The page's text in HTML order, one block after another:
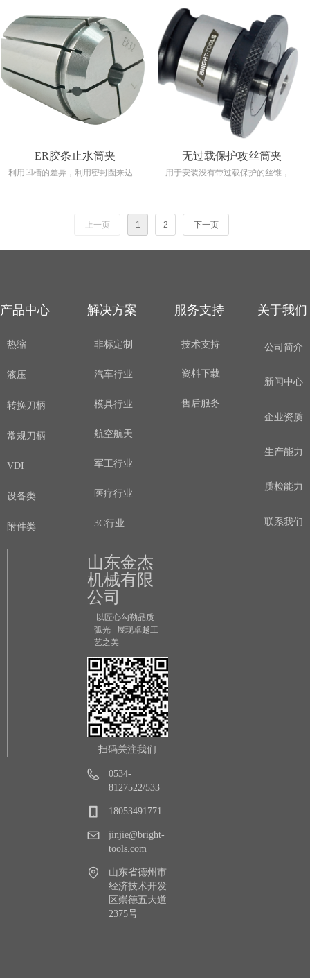
无灵活性（无灵活性夹紧范围。取决
于最大夹紧范围）
产品的ER部分符合DIN6499，可与合
适的刀柄配合使用
无灵活性（无灵活性夹紧范围。取决
于最大夹紧范围）
产品的ER部分符合DIN6499，可与合
适的刀柄配合使用
ER胶条止水筒夹
利用凹槽的差异，利用密封圈来达到
无灵活性（无灵活性夹紧范围。取决
无过载保护攻丝筒夹
用于安装没有带过载保护的丝锥，可
上一页 1 2 下一页
产品中心
热缩
液压
转换刀柄
常规刀柄
VDI
设备类
附件类
非标定制
汽车行业
模具行业
航空航天
军工行业
医疗行业
3C行业
解决方案
技术支持
资料下载
售后服务
服务支持
公司简介
新闻中心
企业资质
生产能力
质检能力
联系我们
关于我们
扫码关注我们
0534-
8127522/533
18053491771
jinjie@bright-
tools.com
山东省德州市
经济技术开发
区崇德五大道
2375号
山东金杰
机械有限
公司
以匠心勾勒品质
弧光 展现卓越工
艺之美